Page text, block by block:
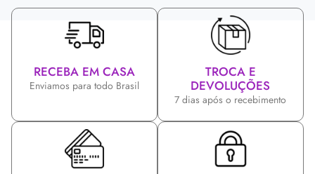
RECEBA EM CASA
Enviamos para todo Brasil
TROCA E
DEVOLUÇÕES
7 dias após o recebimento